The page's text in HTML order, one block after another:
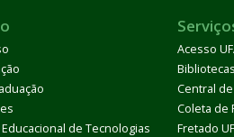
de Tecnologias
Acesso
Bibliotecas
Central
Coleta de
Fretado